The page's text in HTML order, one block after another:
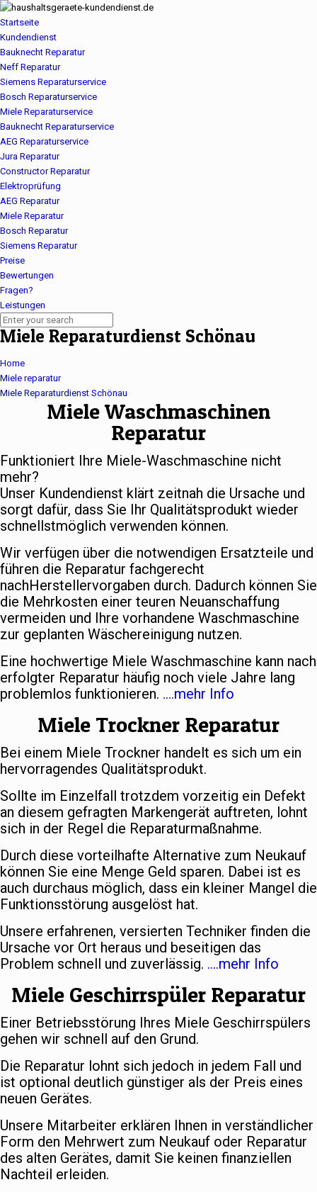
Startseite
Kundendienst
Bauknecht Reparatur
Neff Reparatur
Siemens Reparaturservice
Bosch Reparaturservice
Miele Reparaturservice
Bauknecht Reparaturservice
AEG Reparaturservice
Jura Reparatur
Constructor Reparatur
Elektroprüfung
AEG Reparatur
Miele Reparatur
Bosch Reparatur
Siemens Reparatur
Preise
Bewertungen
Fragen?
Leistungen
Miele Reparaturdienst Schönau
Home
Miele reparatur
Miele Reparaturdienst Schönau
Miele Waschmaschinen
Reparatur
Funktioniert Ihre Miele-Waschmaschine nicht
mehr?
Unser Kundendienst klärt zeitnah die Ursache und
sorgt dafür, dass Sie Ihr Qualitätsprodukt wieder
schnellstmöglich verwenden können.
Wir verfügen über die notwendigen Ersatzteile und
führen die Reparatur fachgerecht
nachHerstellervorgaben durch. Dadurch können Sie
die Mehrkosten einer teuren Neuanschaffung
vermeiden und Ihre vorhandene Waschmaschine
zur geplanten Wäschereinigung nutzen.
Eine hochwertige Miele Waschmaschine kann nach
erfolgter Reparatur häufig noch viele Jahre lang
problemlos funktionieren. ….mehr Info
Miele Trockner Reparatur
Bei einem Miele Trockner handelt es sich um ein
hervorragendes Qualitätsprodukt.
Sollte im Einzelfall trotzdem vorzeitig ein Defekt
an diesem gefragten Markengerät auftreten, lohnt
sich in der Regel die Reparaturmaßnahme.
Durch diese vorteilhafte Alternative zum Neukauf
können Sie eine Menge Geld sparen. Dabei ist es
auch durchaus möglich, dass ein kleiner Mangel die
Funktionsstörung ausgelöst hat.
Unsere erfahrenen, versierten Techniker finden die
Ursache vor Ort heraus und beseitigen das
Problem schnell und zuverlässig. ….mehr Info
Miele Geschirrspüler Reparatur
Einer Betriebsstörung Ihres Miele Geschirrspülers
gehen wir schnell auf den Grund.
Die Reparatur lohnt sich jedoch in jedem Fall und
ist optional deutlich günstiger als der Preis eines
neuen Gerätes.
Unsere Mitarbeiter erklären Ihnen in verständlicher
Form den Mehrwert zum Neukauf oder Reparatur
des alten Gerätes, damit Sie keinen finanziellen
Nachteil erleiden.